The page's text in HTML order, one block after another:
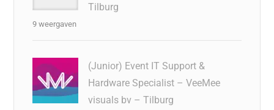
Tilburg
9 weergaven
(Junior) Event IT Support &
Hardware Specialist – VeeMee
visuals bv – Tilburg